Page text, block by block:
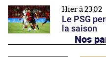
Hier à 23:02
Le PSG
la saison
Nos